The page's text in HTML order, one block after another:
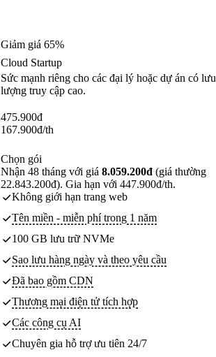
Giảm giá 65%
Cloud Startup
Sức mạnh riêng cho các đại lý hoặc dự án có lưu
lượng truy cập cao.
475.900đ
167.900đ/th
Chọn gói
Nhận 48 tháng với giá 8.059.200đ (giá thường
22.843.200đ). Gia hạn với 447.900đ/th.
Không giới hạn trang web
Tên miền - miễn phí trong 1 năm
100 GB lưu trữ NVMe
Sao lưu hàng ngày và theo yêu cầu
Đã bao gồm CDN
Thương mại điện tử tích hợp
Các công cụ AI
Chuyên gia hỗ trợ ưu tiên 24/7